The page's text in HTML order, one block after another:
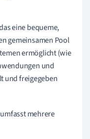
eine bequeme,
gemeinsamen Pool
ermöglicht (wie
und
und freigegeben
mehrere